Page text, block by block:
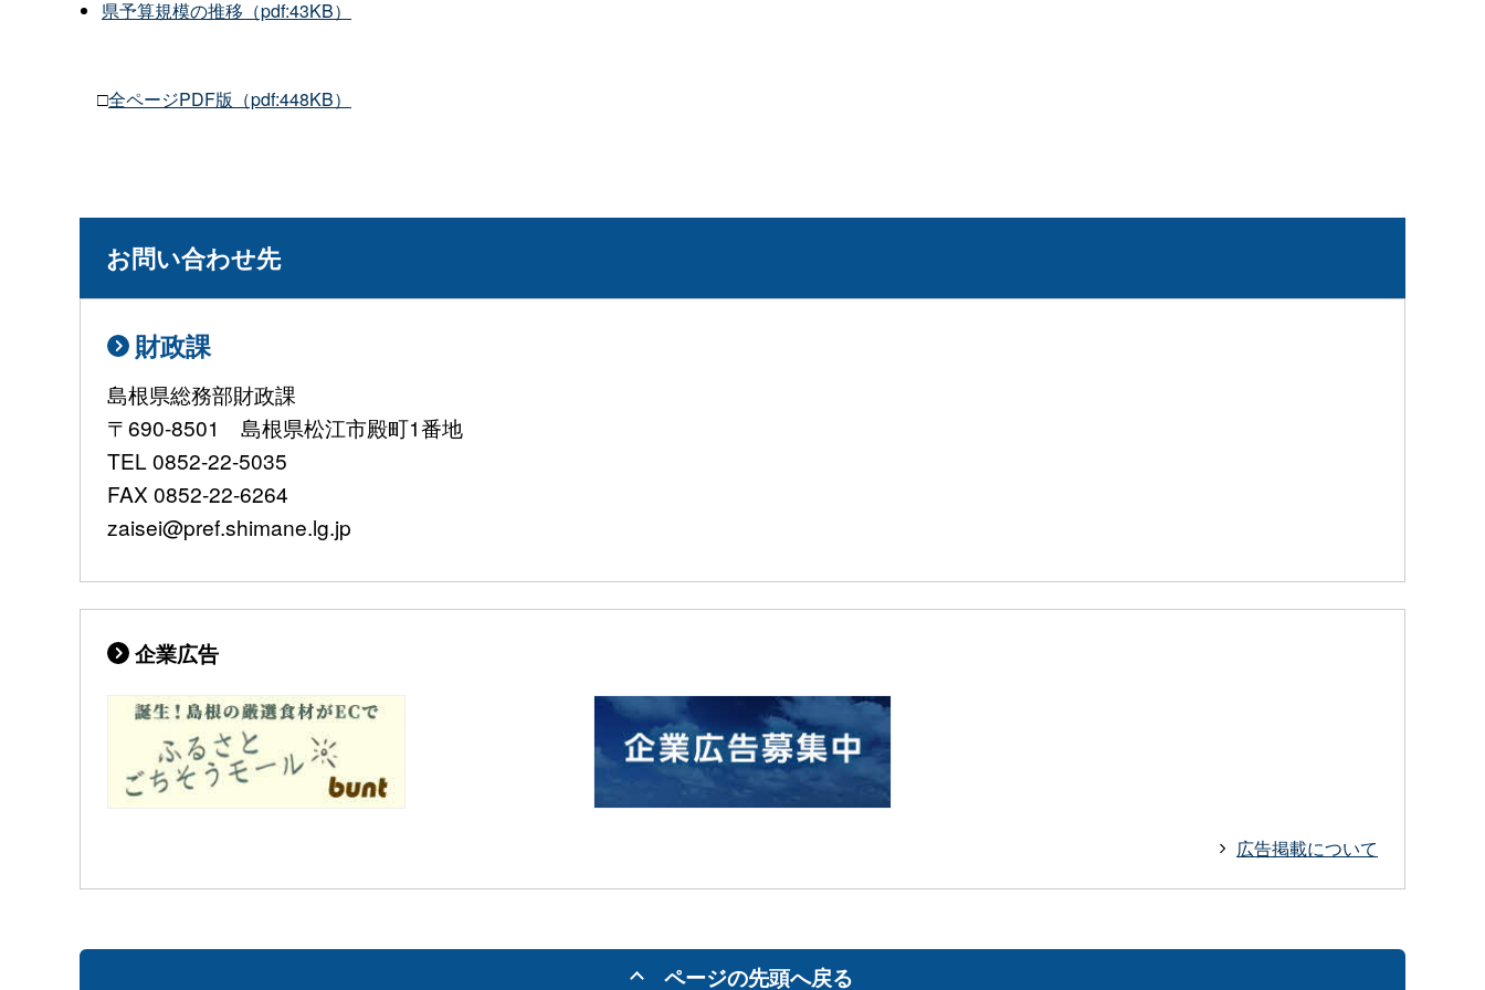
県予算規模の推移（pdf:43KB）
□全ページPDF版（pdf:448KB）
お問い合わせ先
財政課
島根県総務部財政課
〒690-8501 島根県松江市殿町1番地
TEL 0852-22-5035
FAX 0852-22-6264
zaisei@pref.shimane.lg.jp
企業広告
広告掲載について
ページの先頭へ戻る